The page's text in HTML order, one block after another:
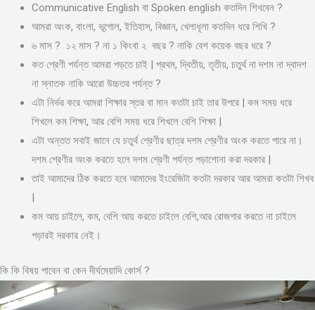
Communicative English বা Spoken english কতদিন শিখবেন ?
আমরা অংক, বাংলা, ভূগোল, ইতিহাস, বিজ্ঞান, খেলাধূলা কতদিন ধরে শিখি ?
৬ মাস ? ১২ মাস ? না ১ কিংবা ২ বছর ? নাকি বেশ কয়েক বছর ধরে ?
কত শ্রেণী পর্যন্ত আমরা পড়তে চাই | প্রথম, দ্বিতীয়, তৃতীয়, চতুর্থ না দশম না দ্বাদশ
না স্নাতক নাকি আরো উচ্চতর পর্যন্ত ?
এটা নির্ভর করে আমরা শিক্ষার স্তর বা মান কতটা চাই তার উপরে | কম সময় ধরে
শিখলে কম শিক্ষা, আর বেশি সময় ধরে শিখলে বেশি শিক্ষা |
এটা অন্তত সবাই জানে যে চতুর্থ শ্রেণীর ছাত্র দশম শ্রেণীর অংক করতে পারে না।
দশম শ্রেণীর অংক করতে হলে দশম শ্রেণী পর্যন্ত পড়াশোনা করা দরকার |
তাই আমাদের ঠিক করতে হবে আমাদের ইংরেজিটা কতটা দরকার আর আমরা কতটা শিখব
|
কম আয় চাইলে, কম, বেশি আয় করতে চাইলে বেশি,আর রোজগার করতে না চাইলে
পড়ারই দরকার নেই।
কি কি বিষয় পাবেন বা কেন দীর্ঘমেয়াদি কোর্স ?